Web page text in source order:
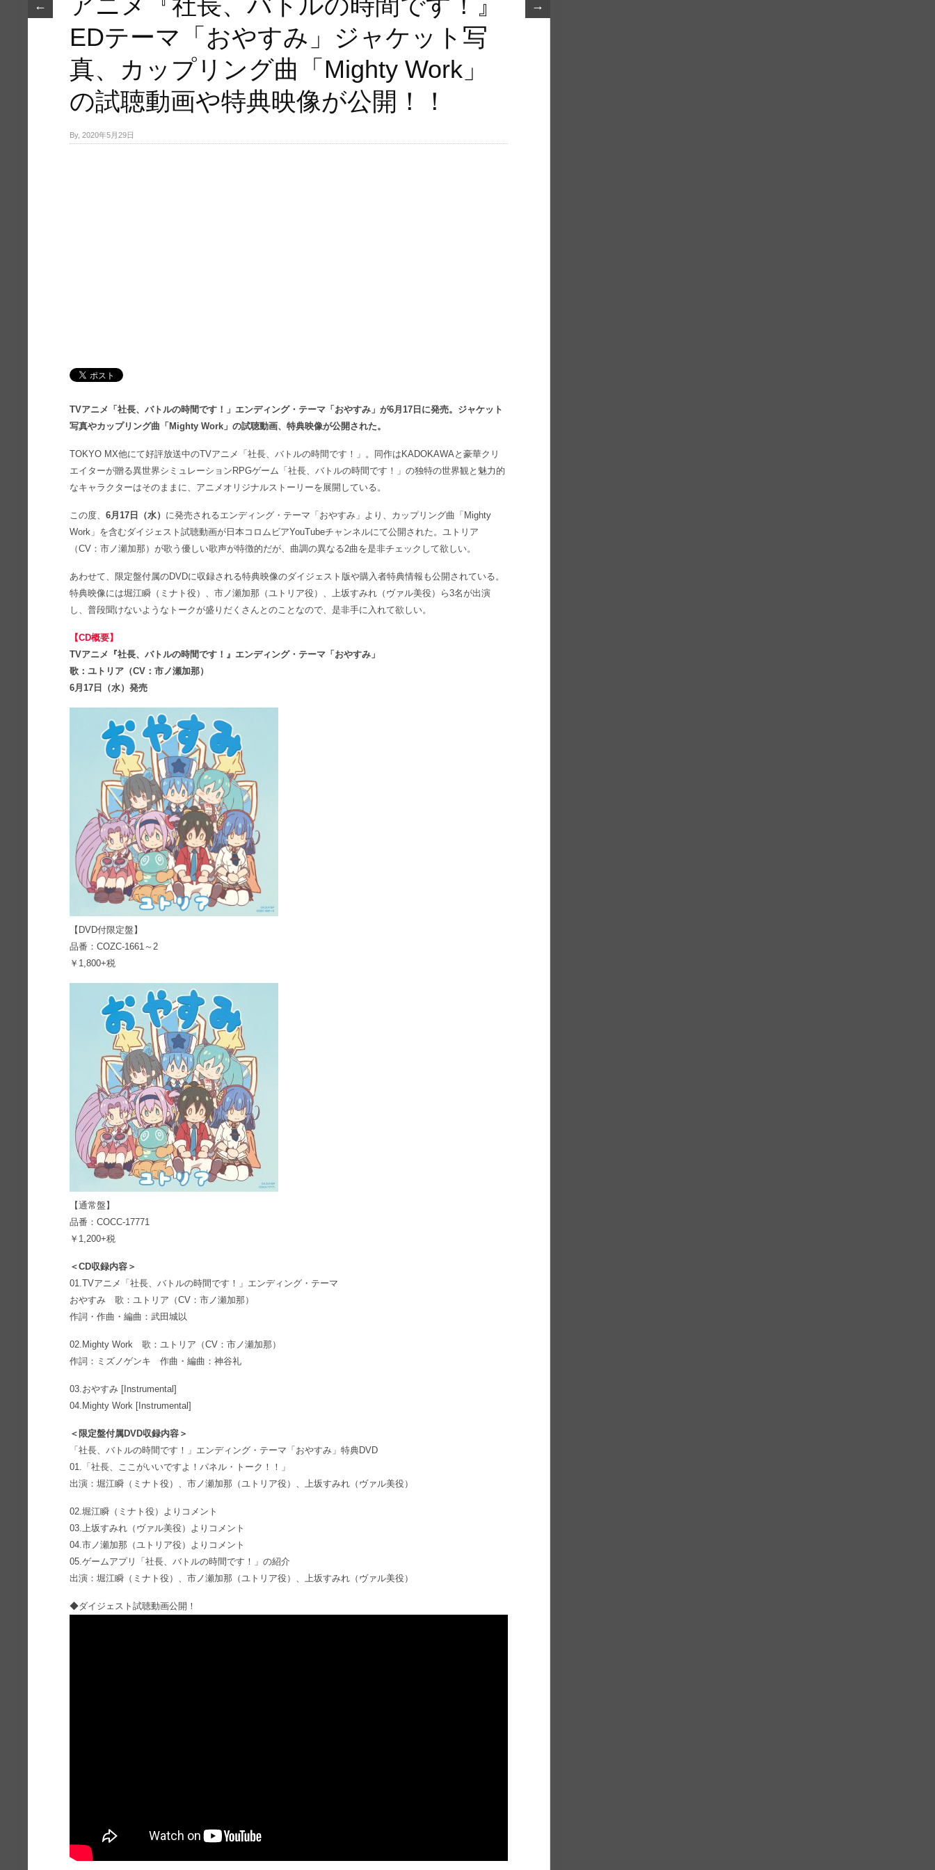
← →
EDテーマ「おやすみ」ジャケット写
真、カップリング曲「Mighty Work」
の試聴動画や特典映像が公開！！
By, 2020年5月29日
TVアニメ「社長、バトルの時間です！」エンディング・テーマ「おやすみ」が6月17日に発売。ジャケット
写真やカップリング曲「Mighty Work」の試聴動画、特典映像が公開された。
TOKYO MX他にて好評放送中のTVアニメ「社長、バトルの時間です！」。同作はKADOKAWAと豪華クリ
エイターが贈る異世界シミュレーションRPGゲーム「社長、バトルの時間です！」の独特の世界観と魅力的
なキャラクターはそのままに、アニメオリジナルストーリーを展開している。
この度、6月17日（水） に発売されるエンディング・テーマ「おやすみ」より、カップリング曲「Mighty
Work」を含むダイジェスト試聴動画が日本コロムビアYouTubeチャンネルにて公開された。ユトリア
（CV：市ノ瀬加那）が歌う優しい歌声が特徴的だが、曲調の異なる2曲を是非チェックして欲しい。
あわせて、限定盤付属のDVDに収録される特典映像のダイジェスト版や購入者特典情報も公開されている。
特典映像には堀江瞬（ミナト役）、市ノ瀬加那（ユトリア役）、上坂すみれ（ヴァル美役）ら3名が出演
し、普段聞けないようなトークが盛りだくさんとのことなので、是非手に入れて欲しい。
【CD概要】
TVアニメ『社長、バトルの時間です！』エンディング・テーマ「おやすみ」
歌：ユトリア（CV：市ノ瀬加那）
6月17日（水）発売
【DVD付限定盤】
品番：COZC-1661～2
￥1,800+税
【通常盤】
品番：COCC-17771
￥1,200+税
＜CD収録内容＞
01.TVアニメ「社長、バトルの時間です！」エンディング・テーマ
おやすみ 歌：ユトリア（CV：市ノ瀬加那）
作詞・作曲・編曲：武田城以
02.Mighty Work 歌：ユトリア（CV：市ノ瀬加那）
作詞：ミズノゲンキ 作曲・編曲：神谷礼
03.おやすみ [Instrumental]
04.Mighty Work [Instrumental]
＜限定盤付属DVD収録内容＞
「社長、バトルの時間です！」エンディング・テーマ「おやすみ」特典DVD
01.「社長、ここがいいですよ！パネル・トーク！！」
出演：堀江瞬（ミナト役）、市ノ瀬加那（ユトリア役）、上坂すみれ（ヴァル美役）
02.堀江瞬（ミナト役）よりコメント
03.上坂すみれ（ヴァル美役）よりコメント
04.市ノ瀬加那（ユトリア役）よりコメント
05.ゲームアプリ「社長、バトルの時間です！」の紹介
出演：堀江瞬（ミナト役）、市ノ瀬加那（ユトリア役）、上坂すみれ（ヴァル美役）
◆ダイジェスト試聴動画公開！